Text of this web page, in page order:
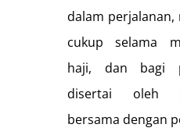
dalam perjalanan,
cukup selama
haji, dan bagi
disertai oleh
bersama dengan